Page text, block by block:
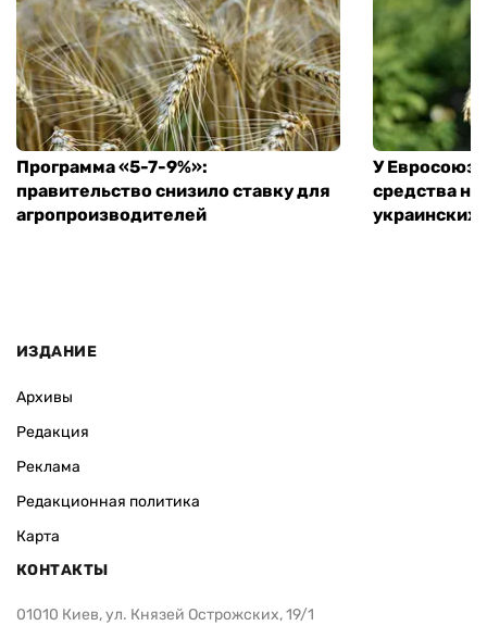
Программа «5-7-9%»:
правительство снизило ставку для
агропроизводителей
У
средства
ИЗДАНИЕ
Архивы
Редакция
Реклама
Редакционная политика
Карта
КОНТАКТЫ
01010 Киев, ул. Князей Острожских, 19/1